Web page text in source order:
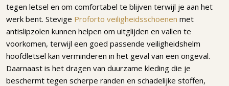
tegen letsel en om comfortabel te blijven terwijl je aan het
werk bent. Stevige Proforto veiligheidsschoenen met
antislipzolen kunnen helpen om uitglijden en vallen te
voorkomen, terwijl een goed passende veiligheidshelm
hoofdletsel kan verminderen in het geval van een ongeval.
Daarnaast is het dragen van duurzame kleding die je
beschermt tegen scherpe randen en schadelijke stoffen,